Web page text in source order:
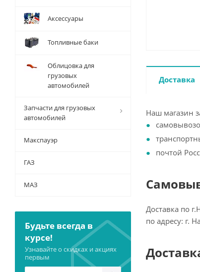
Доставка
Наш магазин
почтой
Доставка по
по адресу: г.
Аксессуары
Топливные баки
Облицовка для
грузовых
автомобилей
Запчасти для грузовых
автомобилей
Макспауэр
ГАЗ
МАЗ
Будьте всегда в
курсе!
Узнавайте о скидках и акциях
первым